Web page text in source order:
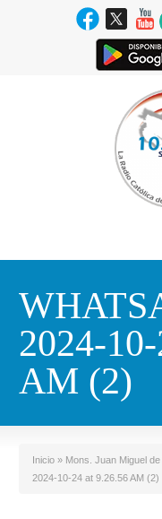
2024-
AM (2)
Inicio » Mons. Juan Miguel
2024-10-24 at 9.26.56 AM (2)